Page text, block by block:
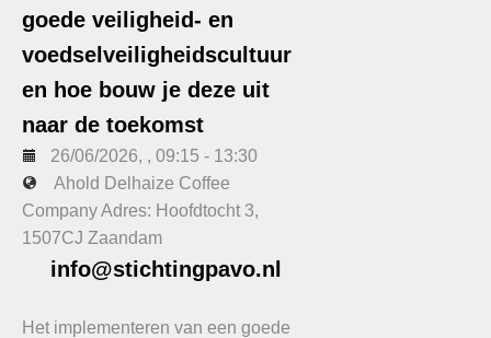
goede veiligheid- en
voedselveiligheidscultuur
en hoe bouw je deze uit
naar de toekomst
26/06/2026, , 09:15 - 13:30
Ahold Delhaize Coffee
Company Adres: Hoofdtocht 3,
1507CJ Zaandam
info@stichtingpavo.nl
Het implementeren van een goede